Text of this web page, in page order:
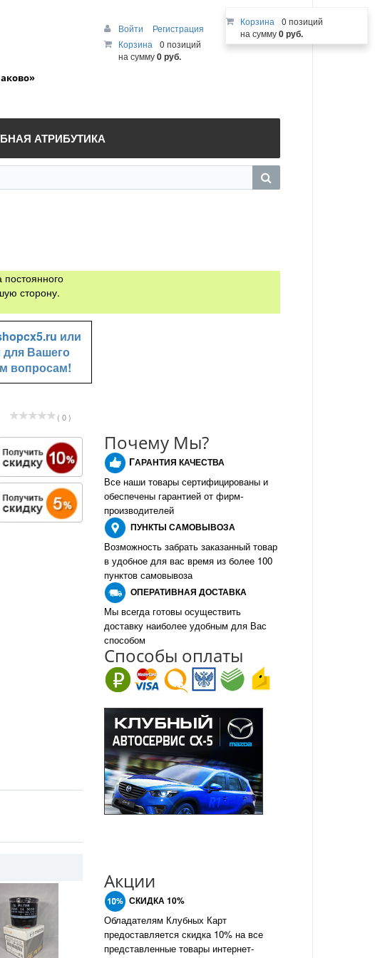
Войти
Регистрация
Корзина
0 позиций
на сумму0 руб.
АТРИБУТИКА
сторону.
или
для Вашего
вопросам!
( 0 )
Почему Мы?
ГАРАНТИЯ КАЧЕСТВА
Все наши товары сертифицированы и
обеспечены гарантией от фирм-
производителей
ПУНКТЫ САМОВЫВОЗА
Возможность забрать заказанный товар
в удобное для вас время из более 100
пунктов самовывоза
ОПЕРАТИВНАЯ ДОСТАВКА
Мы всегда готовы осуществить
доставку наиболее удобным для Вас
способом
Способы оплаты
Корзина
0 позиций
на сумму0 руб.
Акции
СКИДКА 10%
Обладателям Клубных Карт
предоставляется скидка 10% на все
представленные товары интернет-